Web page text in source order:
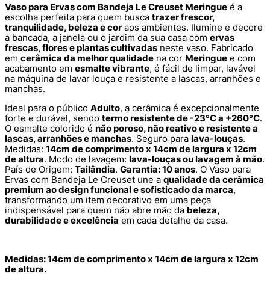
Vaso para Ervas com Bandeja Le Creuset Meringue é a
escolha perfeita para quem busca trazer frescor,
tranquilidade, beleza e cor aos ambientes. Ilumine e decore
a bancada, a janela ou o jardim da sua casa com ervas
frescas, flores e plantas cultivadas neste vaso. Fabricado
em cerâmica da melhor qualidade na cor Meringue e com
acabamento em esmalte vibrante, é fácil de limpar, lavável
na máquina de lavar louça e resistente a lascas, arranhões e
manchas.
Ideal para o público Adulto, a cerâmica é excepcionalmente
forte e durável, sendo termo resistente de -23°C a +260°C.
O esmalte colorido é não poroso, não reativo e resistente a
lascas, arranhões e manchas. Seguro para lava-louças.
Medidas: 14cm de comprimento x 14cm de largura x 12cm
de altura. Modo de lavagem: lava-louças ou lavagem à mão.
País de Origem: Tailândia. Garantia: 10 anos. O Vaso para
Ervas com Bandeja Le Creuset une a qualidade da cerâmica
premium ao design funcional e sofisticado da marca,
transformando um item decorativo em uma peça
indispensável para quem não abre mão da beleza,
durabilidade e excelência em cada detalhe da casa.
Medidas: 14cm de comprimento x 14cm de largura x 12cm
de altura.